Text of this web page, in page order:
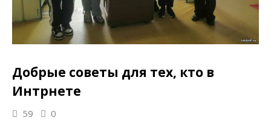
Добрые советы для тех, кто в
Интрнете
59 0